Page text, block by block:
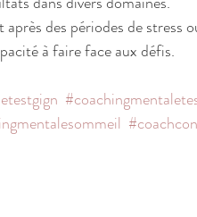
des périodes de stress
à faire face aux défis.